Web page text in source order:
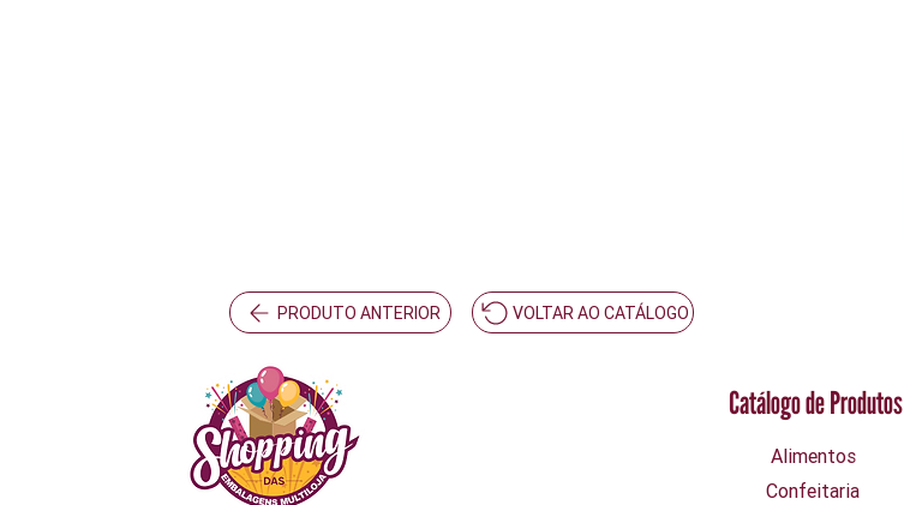
PRODUTO ANTERIOR VOLTAR AO CATÁLOGO
Catálogo de Produtos
Alimentos
Confeitaria